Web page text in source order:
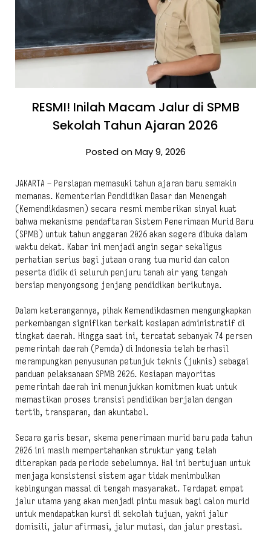
RESMI! Inilah Macam Jalur di SPMB
Sekolah Tahun Ajaran 2026
Posted on May 9, 2026
JAKARTA – Persiapan memasuki tahun ajaran baru semakin
memanas. Kementerian Pendidikan Dasar dan Menengah
(Kemendikdasmen) secara resmi memberikan sinyal kuat
bahwa mekanisme pendaftaran Sistem Penerimaan Murid Baru
(SPMB) untuk tahun anggaran 2026 akan segera dibuka dalam
waktu dekat. Kabar ini menjadi angin segar sekaligus
perhatian serius bagi jutaan orang tua murid dan calon
peserta didik di seluruh penjuru tanah air yang tengah
bersiap menyongsong jenjang pendidikan berikutnya.
Dalam keterangannya, pihak Kemendikdasmen mengungkapkan
perkembangan signifikan terkait kesiapan administratif di
tingkat daerah. Hingga saat ini, tercatat sebanyak 74 persen
pemerintah daerah (Pemda) di Indonesia telah berhasil
merampungkan penyusunan petunjuk teknis (juknis) sebagai
panduan pelaksanaan SPMB 2026. Kesiapan mayoritas
pemerintah daerah ini menunjukkan komitmen kuat untuk
memastikan proses transisi pendidikan berjalan dengan
tertib, transparan, dan akuntabel.
Secara garis besar, skema penerimaan murid baru pada tahun
2026 ini masih mempertahankan struktur yang telah
diterapkan pada periode sebelumnya. Hal ini bertujuan untuk
menjaga konsistensi sistem agar tidak menimbulkan
kebingungan massal di tengah masyarakat. Terdapat empat
jalur utama yang akan menjadi pintu masuk bagi calon murid
untuk mendapatkan kursi di sekolah tujuan, yakni jalur
domisili, jalur afirmasi, jalur mutasi, dan jalur prestasi.